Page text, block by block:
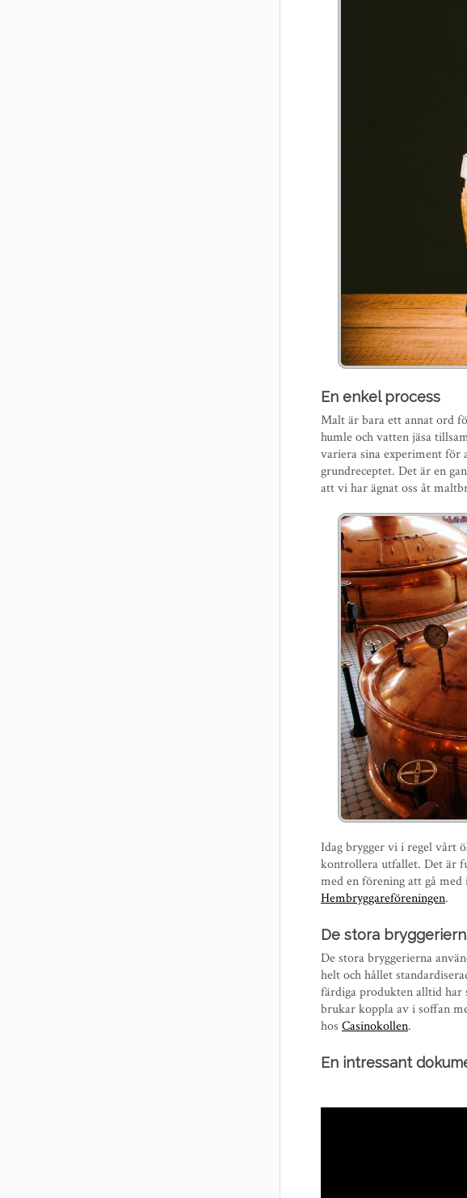
En enkel process
Malt är bara ett annat ord
humle och vatten jäsa
variera sina experiment för
grundreceptet. Det är en
att vi har ägnat oss åt
Idag brygger vi i regel vårt
kontrollera utfallet. Det är
med en förening att gå
Hembryggareföreningen.
De stora
De stora bryggerierna
helt och hållet
färdiga produkten alltid har
brukar koppla av i soffan
hos Casinokollen.
En intressant